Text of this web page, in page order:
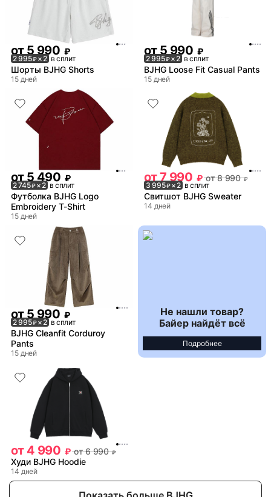
от5 990 ₽
2 995₽× 2 в сплит
Шорты BJHG Shorts
15 дней
от5 990 ₽
2 995₽× 2 в сплит
BJHG Loose Fit Casual Pants
15 дней
от5 490 ₽
2 745₽× 2 в сплит
Футболка BJHG Logo
Embroidery T-Shirt
15 дней
от7 990 ₽ от 8 990 ₽
3 995₽× 2 в сплит
Свитшот BJHG Sweater
14 дней
от 5 990 ₽
2 995₽× 2 в сплит
BJHG Cleanfit Corduroy
Pants
15 дней
Не нашли товар?
Байер найдёт всё
Подробнее
от 4 990 ₽ от 6 990 ₽
Худи BJHG Hoodie
14 дней